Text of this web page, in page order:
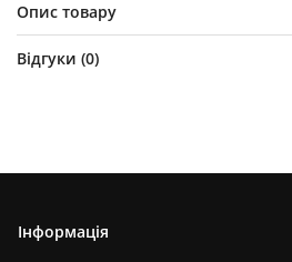
Опис товару
Відгуки (0)
Інформація